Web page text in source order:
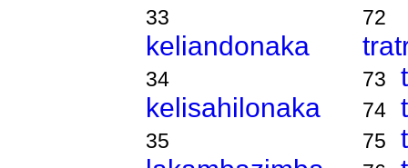
33
keliandonaka
34
kelisahilonaka
35
72
73
74
75